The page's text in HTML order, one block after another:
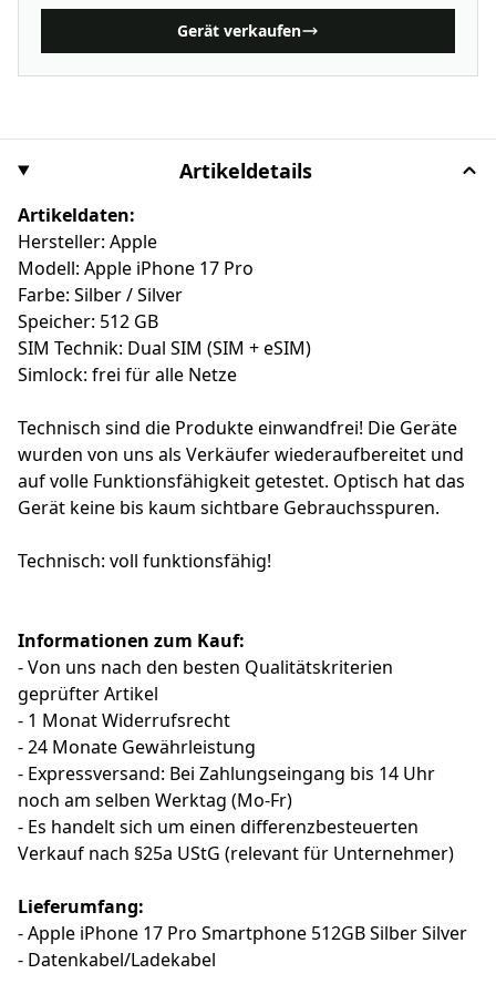
Gerät verkaufen
Artikeldetails
Artikeldaten:
Hersteller: Apple
Modell: Apple iPhone 17 Pro
Farbe: Silber / Silver
Speicher: 512 GB
SIM Technik: Dual SIM (SIM + eSIM)
Simlock: frei für alle Netze
Technisch sind die Produkte einwandfrei! Die Geräte
wurden von uns als Verkäufer wiederaufbereitet und
auf volle Funktionsfähigkeit getestet. Optisch hat das
Gerät keine bis kaum sichtbare Gebrauchsspuren.
Technisch: voll funktionsfähig!
Informationen zum Kauf:
- Von uns nach den besten Qualitätskriterien
geprüfter Artikel
- 1 Monat Widerrufsrecht
- 24 Monate Gewährleistung
- Expressversand: Bei Zahlungseingang bis 14 Uhr
noch am selben Werktag (Mo-Fr)
- Es handelt sich um einen differenzbesteuerten
Verkauf nach §25a UStG (relevant für Unternehmer)
Lieferumfang:
- Apple iPhone 17 Pro Smartphone 512GB Silber Silver
- Datenkabel/Ladekabel